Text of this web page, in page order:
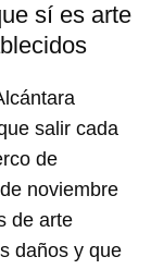
sí es arte
salir cada
de
noviembre
de arte
daños y que